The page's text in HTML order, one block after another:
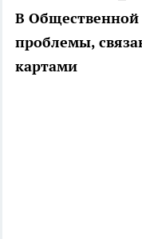
В Общественной
проблемы,
картами